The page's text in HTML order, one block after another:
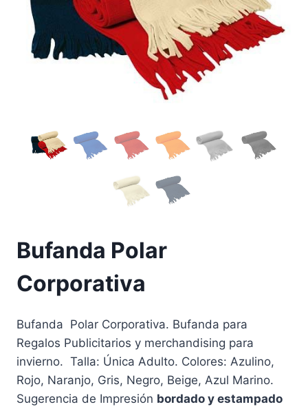
Bufanda Polar
Corporativa
Bufanda Polar Corporativa. Bufanda para
Regalos Publicitarios y merchandising para
invierno. Talla: Única Adulto. Colores: Azulino,
Rojo, Naranjo, Gris, Negro, Beige, Azul Marino.
Sugerencia de Impresión bordado y estampado